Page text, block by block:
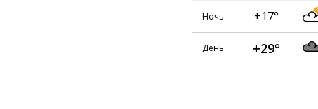
Ночь
+17°
День +29°